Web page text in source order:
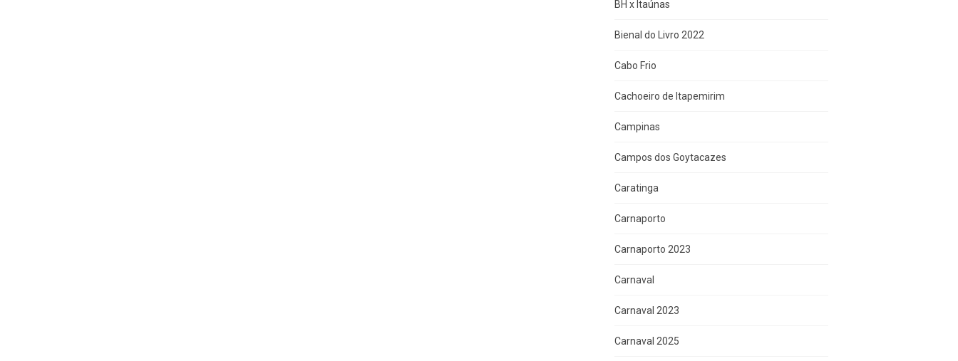
BH x Itaúnas
Bienal do Livro 2022
Cabo Frio
Cachoeiro de Itapemirim
Campinas
Campos dos Goytacazes
Caratinga
Carnaporto
Carnaporto 2023
Carnaval
Carnaval 2023
Carnaval 2025